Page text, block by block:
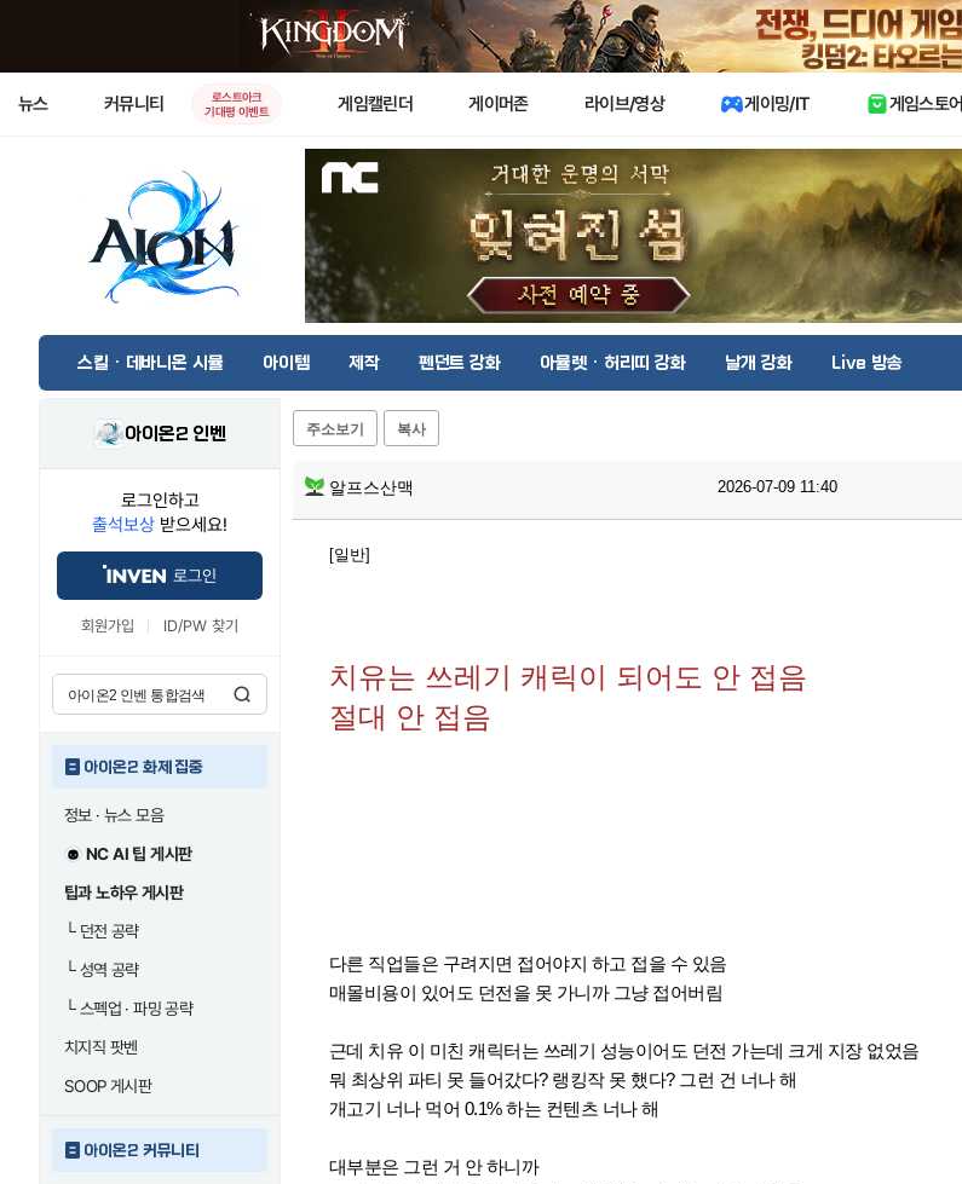
뉴스 커뮤니티
로스트아크
기대평 이벤트
게임캘린더 게이머존 라이브/영상 게이밍/IT 게임스토어
스킬 · 데바니온 시뮬 아이템 제작 펜던트 강화 아뮬렛 · 허리띠 강화 날개 강화 Live 방송
아이온2 인벤
로그인하고
출석보상 받으세요!
로그인
회원가입 ID/PW 찾기
아이온2 화제 집중
정보 · 뉴스 모음
NC AI 팁 게시판
팁과 노하우 게시판
└던전 공략
└성역 공략
└스펙업 · 파밍 공략
치지직 팟벤
SOOP 게시판
아이온2 커뮤니티
주소보기 복사
알프스산맥 2026-07-09 11:40
[일반]
치유는 쓰레기 캐릭이 되어도 안 접음
절대 안 접음
다른 직업들은 구려지면 접어야지 하고 접을 수 있음
매몰비용이 있어도 던전을 못 가니까 그냥 접어버림
근데 치유 이 미친 캐릭터는 쓰레기 성능이어도 던전 가는데 크게 지장 없었음
뭐 최상위 파티 못 들어갔다? 랭킹작 못 했다? 그런 건 너나 해
개고기 너나 먹어 0.1% 하는 컨텐츠 너나 해
대부분은 그런 거 안 하니까